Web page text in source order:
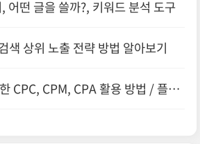
어떤 글을 쓸까?, 키워드 분석 도구
색 상위 노출 전략 방법 알아보기
CPC, CPM, CPA 활용 방법 / 플랫